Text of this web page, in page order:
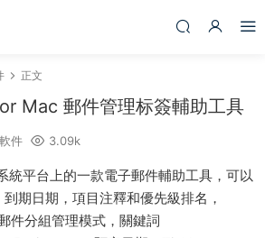
正文
Mac 郵件管理标簽輔助工具
件 3.09k
統平台上的一款電子郵件輔助工具，可以
期日期，項目注釋和優先級排名，
件分組管理模式，關鍵詞